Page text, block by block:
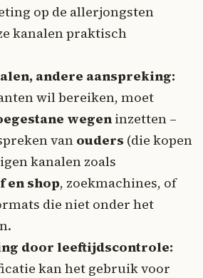
op de allerjongsten
kanalen praktisch
andere aanspreking:
wil bereiken, moet
wegen inzetten –
van ouders (die kopen
kanalen zoals
en shop, zoekmachines, of
die niet onder het
door leeftijdscontrole:
kan het gebruik voor